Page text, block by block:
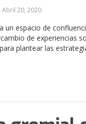
Abril 20, 2020.
un espacio de
de experiencias
plantear las